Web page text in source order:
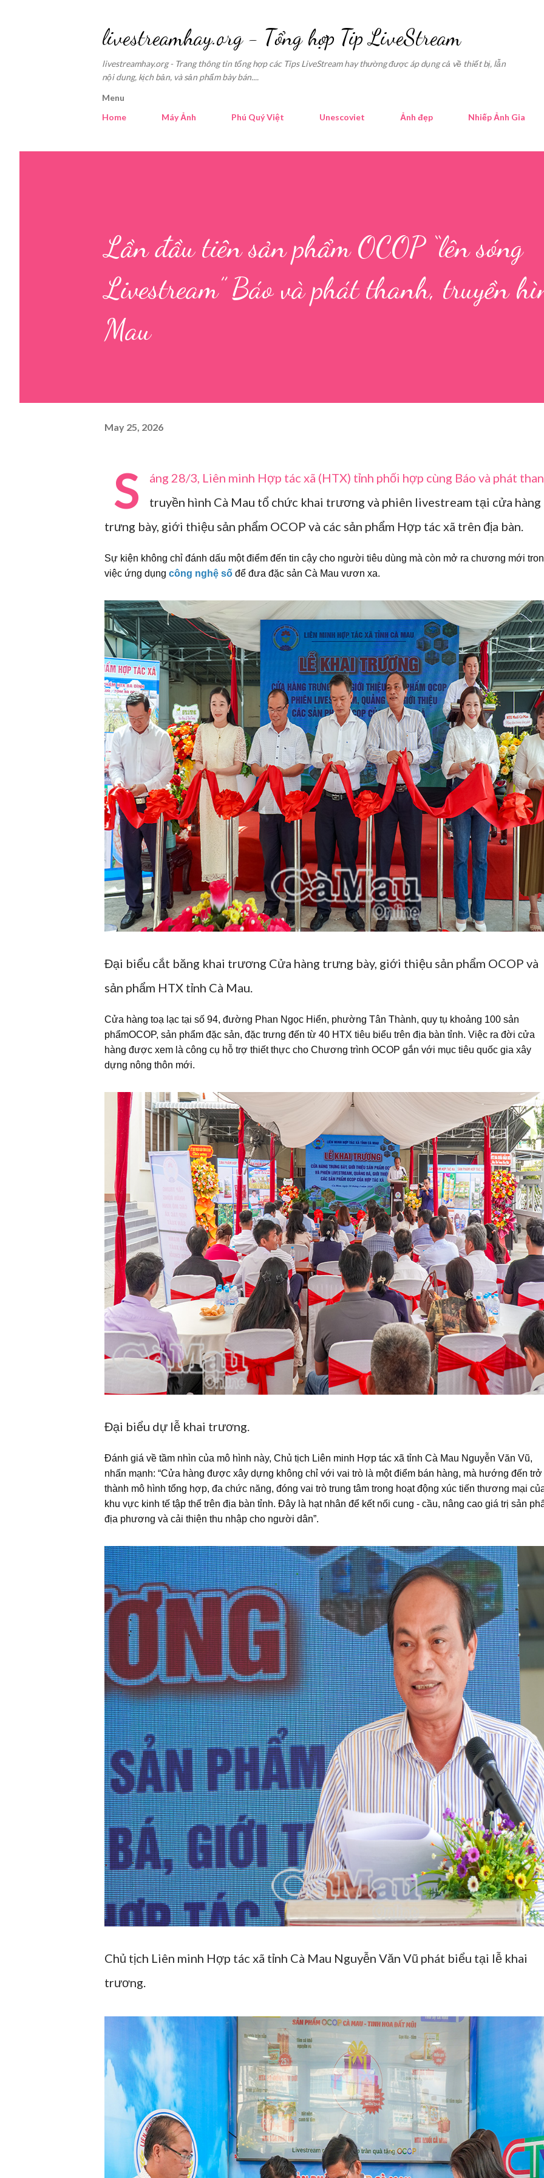
livestreamhay.org - Tổng hợp Tip LiveStream
livestreamhay.org - Trang thông tin tổng hợp các Tips LiveStream hay thường được áp dụng cả về thiết bị, lẫn
nội dung, kịch bản, và sản phẩm bày bán....
Menu
Home
Máy Ảnh Phú Quý Việt Unescoviet Ảnh đẹp Nhiếp Ảnh Gia
Lần đầu tiên sản phẩm OCOP “lên sóng
Livestream” Báo và phát thanh, truyền
Mau
May 25, 2026
S
áng 28/3, Liên minh Hợp tác xã (HTX) tỉnh phối hợp cùng Báo và phát
truyền hình Cà Mau tổ chức khai trương và phiên livestream tại cửa hàng
trưng bày, giới thiệu sản phẩm OCOP và các sản phẩm Hợp tác xã trên địa bàn.
Sự kiện không chỉ đánh dấu một điểm đến tin cậy cho người tiêu dùng mà còn mở ra chương mới
việc ứng dụng công nghệ số để đưa đặc sản Cà Mau vươn xa.
Đại biểu cắt băng khai trương Cửa hàng trưng bày, giới thiệu sản phẩm OCOP và
sản phẩm HTX tỉnh Cà Mau.
Cửa hàng toạ lạc tại số 94, đường Phan Ngọc Hiển, phường Tân Thành, quy tụ khoảng 100 sản
phẩmOCOP, sản phẩm đặc sản, đặc trưng đến từ 40 HTX tiêu biểu trên địa bàn tỉnh. Việc ra đời cửa
hàng được xem là công cụ hỗ trợ thiết thực cho Chương trình OCOP gắn với mục tiêu quốc gia xây
dựng nông thôn mới.
Đại biểu dự lễ khai trương.
Đánh giá về tầm nhìn của mô hình này, Chủ tịch Liên minh Hợp tác xã tỉnh Cà Mau Nguyễn Văn Vũ,
nhấn mạnh: “Cửa hàng được xây dựng không chỉ với vai trò là một điểm bán hàng, mà hướng đến trở
thành mô hình tổng hợp, đa chức năng, đóng vai trò trung tâm trong hoạt động xúc tiến thương mại
khu vực kinh tế tập thể trên địa bàn tỉnh. Đây là hạt nhân để kết nối cung - cầu, nâng cao giá trị sản
địa phương và cải thiện thu nhập cho người dân”.
Chủ tịch Liên minh Hợp tác xã tỉnh Cà Mau Nguyễn Văn Vũ phát biểu tại lễ khai
trương.